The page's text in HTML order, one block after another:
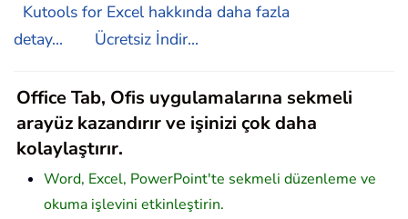
Kutools for Excel hakkında daha fazla
detay...
Ücretsiz İndir...
Office Tab, Ofis uygulamalarına sekmeli
arayüz kazandırır ve işinizi çok daha
kolaylaştırır.
Word, Excel, PowerPoint'te sekmeli düzenleme ve
okuma işlevini etkinleştirin.